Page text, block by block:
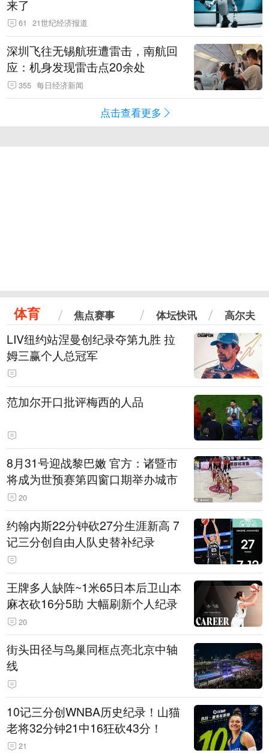
来了
61 21世纪经济报道
深圳飞往无锡航班遭雷击，南航回
应：机身发现雷击点20余处
355 每日经济新闻
点击查看更多
体育 焦点赛事 体坛快讯 高尔夫
LIV纽约站涅曼创纪录夺第九胜 拉
姆三赢个人总冠军
范加尔开口批评梅西的人品
8月31号迎战黎巴嫩 官方：诸暨市
将成为世预赛第四窗口期举办城市
20
约翰内斯22分钟砍27分生涯新高 7
记三分创自由人队史替补纪录
王牌多人缺阵~1米65日本后卫山本
麻衣砍16分5助 大幅刷新个人纪录
20
街头田径与鸟巢同框点亮北京中轴
线
10记三分创WNBA历史纪录！山猫
老将32分钟21中16狂砍43分！
21